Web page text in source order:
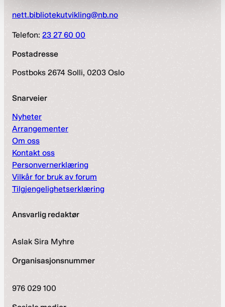
nett.bibliotekutvikling@nb.no
Telefon: 23 27 60 00
Postadresse
Postboks 2674 Solli, 0203 Oslo
Snarveier
Nyheter
Arrangementer
Om oss
Kontakt oss
Personvernerklæring
Vilkår for bruk av forum
Tilgjengelighetserklæring
Ansvarlig redaktør
Aslak Sira Myhre
Organisasjonsnummer
976 029 100